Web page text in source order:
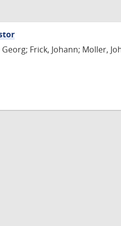
Frick, Johann; Moller,